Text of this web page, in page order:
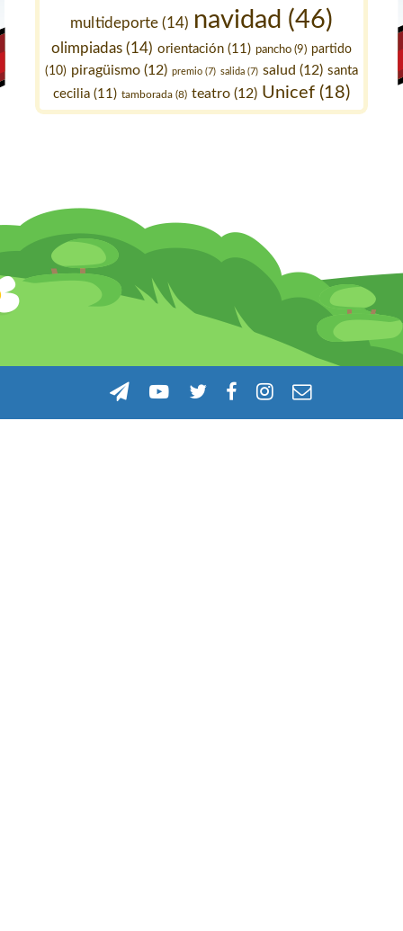
multideporte(14) navidad (46)
olimpiadas (14) orientación (11) pancho (9) partido
(10) piragüismo (12) premio (7) salida (7) salud (12) santa
cecilia (11) tamborada (8) teatro (12) Unicef (18)